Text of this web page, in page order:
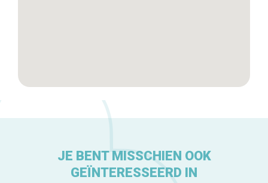
JE BENT MISSCHIEN OOK
GEÏNTERESSEERD IN